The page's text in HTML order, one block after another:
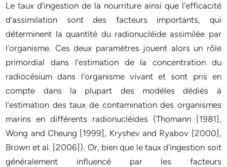
Le taux d’ingestion de la nourriture ainsi que l’efficacité
d’assimilation sont des facteurs importants, qui
déterminent la quantité du radionucléide assimilée par
l’organisme. Ces deux paramètres jouent alors un rôle
primordial dans l’estimation de la concentration du
radiocésium dans l’organisme vivant et sont pris en
compte dans la plupart des modèles dédiés à
l’estimation des taux de contamination des organismes
marins en différents radionucléides (Thomann [1981],
Wong and Cheung [1999], Kryshev and Ryabov [2000],
Brown et al. [2006]). Or, bien que le taux d’ingestion soit
généralement influencé par les facteurs